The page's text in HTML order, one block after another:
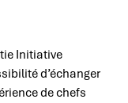
Initiative
d’échanger
de chefs